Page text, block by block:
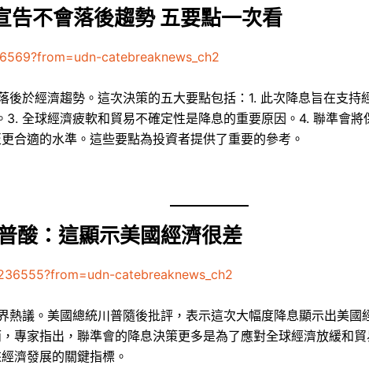
告不會落後趨勢 五要點一次看
catebreaknews_ch2
後於經濟趨勢。這次決策的五大要點包括：1. 此次降息旨在支
全球經濟疲軟和貿易不確定性是降息的重要原因。4. 聯準會
合適的水準。這些要點為投資者提供了重要的參考。
酸：這顯示美國經濟很差
catebreaknews_ch2
熱議。美國總統川普隨後批評，表示這次大幅度降息顯示出美
專家指出，聯準會的降息決策更多是為了應對全球經濟放緩和
濟發展的關鍵指標。